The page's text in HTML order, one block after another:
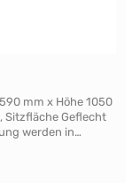
mm x Höhe 1050
Sitzfläche Geflecht
werden in
gealtertes